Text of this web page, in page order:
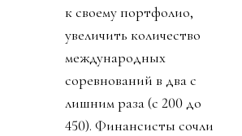
к своему портфолио,
увеличить количество
международных
соревнований в два с
лишним раза (с 200 до
450). Финансисты сочли